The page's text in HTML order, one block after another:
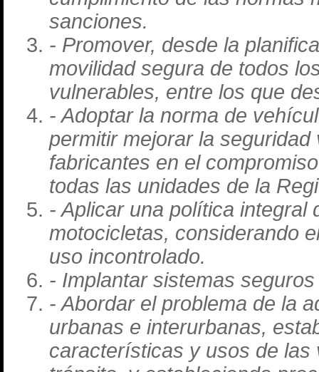
sanciones.
- Promover, desde la
movilidad segura de todos
vulnerables, entre los que
- Adoptar la norma de
permitir mejorar la
fabricantes en el
todas las unidades de la
- Aplicar una política integral
motocicletas, considerando
uso incontrolado.
- Implantar sistemas
- Abordar el problema de la
urbanas e interurbanas,
características y usos de